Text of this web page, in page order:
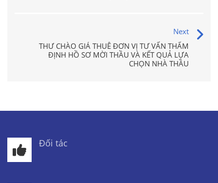
Next
THƯ CHÀO GIÁ THUÊ ĐƠN VỊ TƯ VẤN THẨM
ĐỊNH HỒ SƠ MỜI THẦU VÀ KẾT QUẢ LỰA
CHỌN NHÀ THẦU
Đối tác